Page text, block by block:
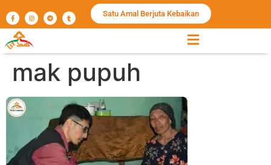
Satu Amal Berjuta Kebaikan
mak pupuh